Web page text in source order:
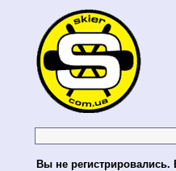
Вы не